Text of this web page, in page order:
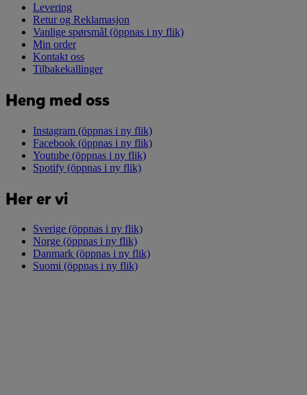
Levering
Retur og Reklamasjon
Vanlige spørsmål (öppnas i ny flik)
Min order
Kontakt oss
Tilbakekallinger
Heng med oss
Instagram (öppnas i ny flik)
Facebook (öppnas i ny flik)
Youtube (öppnas i ny flik)
Spotify (öppnas i ny flik)
Her er vi
Sverige (öppnas i ny flik)
Norge (öppnas i ny flik)
Danmark (öppnas i ny flik)
Suomi (öppnas i ny flik)